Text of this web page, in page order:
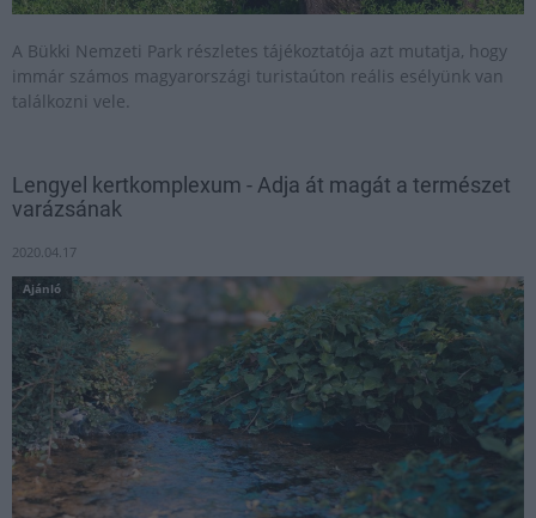
A Bükki Nemzeti Park részletes tájékoztatója azt mutatja, hogy
immár számos magyarországi turistaúton reális esélyünk van
találkozni vele.
Lengyel kertkomplexum - Adja át magát a természet
varázsának
2020.04.17
Ajánló